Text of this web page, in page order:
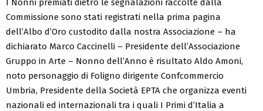
Commissione sono stati registrati nella prima pagina
dell’Albo d’Oro custodito dalla nostra Associazione – ha
dichiarato Marco Caccinelli – Presidente dell’Associazione
Gruppo in Arte – Nonno dell’Anno è risultato Aldo Amoni,
noto personaggio di Foligno dirigente Confcommercio
Umbria, Presidente della Società EPTA che organizza eventi
nazionali ed internazionali tra i quali I Primi d’Italia a